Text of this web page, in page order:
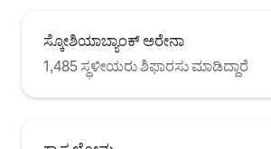
ಸ್ಕೋಶಿಯಾಬ್ಯಾಂಕ್ ಅರೇನಾ
1,485 ಸ್ಥಳೀಯರು ಶಿಫಾರಸು ಮಾಡಿದ್ದಾರೆ